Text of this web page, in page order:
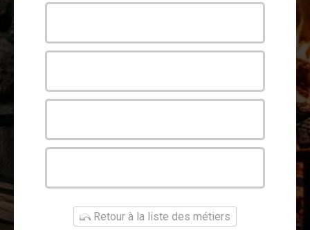
Retour à la liste des métiers